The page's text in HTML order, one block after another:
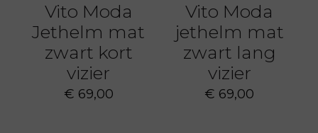
Vito Moda
Jethelm mat
zwart kort
vizier
€ 69,00
Vito Moda
jethelm mat
zwart lang
vizier
€ 69,00